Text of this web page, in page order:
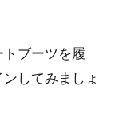
ブーツを履
してみましょ